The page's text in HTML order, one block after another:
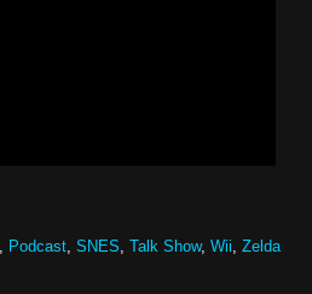
Podcast SNES Talk Show, Wii Zelda